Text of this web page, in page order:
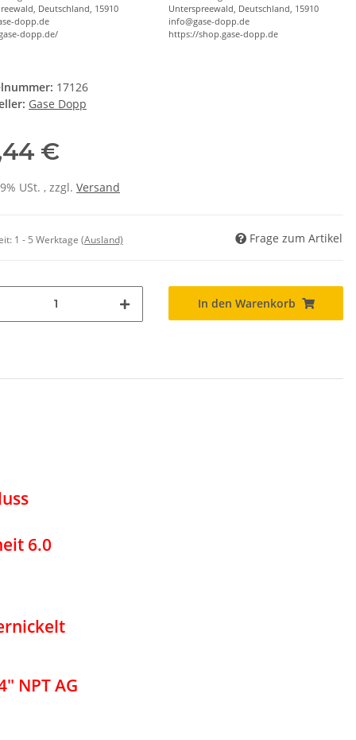
Deutschland, 15910
dopp.de
dopp.de/
Unterspreewald, Deutschland, 15910
info@gase-dopp.de
https://shop.gase-dopp.de
17126
Gase Dopp
€
USt. , zzgl. Versand
1 - 5 Werktage (Ausland) Frage zum Artikel
In den Warenkorb
6.0
NPT AG